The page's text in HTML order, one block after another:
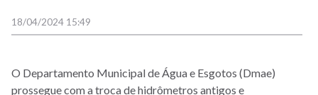
18/04/2024 15:49
O Departamento Municipal de Água e Esgotos (Dmae)
prossegue com a troca de hidrômetros antigos e